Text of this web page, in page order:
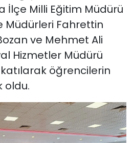
İlçe Milli Eğitim Müdürü
Müdürleri Fahrettin
ve Mehmet Ali
Hizmetler Müdürü
öğrencilerin
oldu.